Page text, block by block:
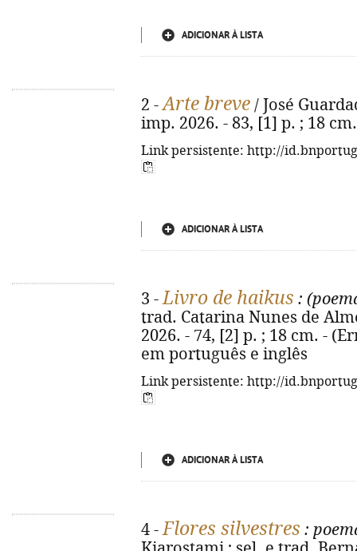
ADICIONAR À LISTA
2 -Arte breve / José
imp. 2026. - 83, [1] p. ; 18
Link persistente: http://
ADICIONAR À LISTA
3 -Livro de haikus :
trad. Catarina Nunes de
2026. - 74, [2] p. ; 18 cm. -
em português e inglês
Link persistente: http://
ADICIONAR À LISTA
4 -Flores silvestres :